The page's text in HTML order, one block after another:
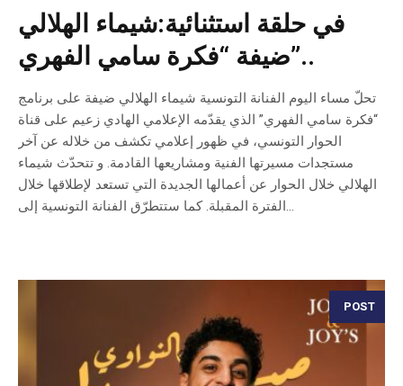
في حلقة استثنائية:شيماء الهلالي
ضيفة “فكرة سامي الفهري”..
تحلّ مساء اليوم الفنانة التونسية شيماء الهلالي ضيفة على برنامج
“فكرة سامي الفهري” الذي يقدّمه الإعلامي الهادي زعيم على قناة
الحوار التونسي، في ظهور إعلامي تكشف من خلاله عن آخر
مستجدات مسيرتها الفنية ومشاريعها القادمة. و تتحدّث شيماء
الهلالي خلال الحوار عن أعمالها الجديدة التي تستعد لإطلاقها خلال
الفترة المقبلة. كما ستتطرّق الفنانة التونسية إلى...
POST